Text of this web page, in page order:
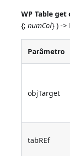
WP Table get
{;numCol} ) ->
Parâmetro
objTarget
tabREf